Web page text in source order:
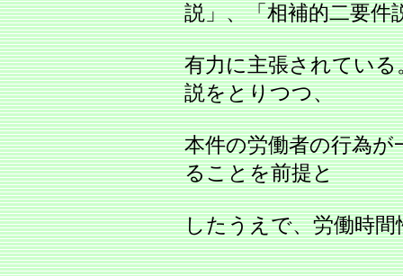
説」、「相補的二要件
有力に主張されてい
説をとりつつ、
本件の労働者の行為
ることを前提と
したうえで、労働時